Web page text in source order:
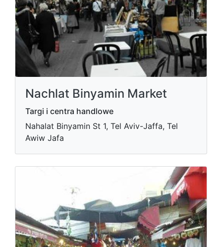
Nachlat Binyamin Market
Targi i centra handlowe
Nahalat Binyamin St 1, Tel Aviv-Jaffa, Tel
Awiw Jafa